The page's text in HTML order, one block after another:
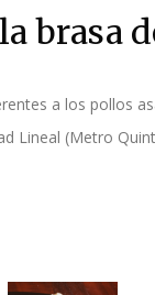
brasa
a los pollos
Lineal (Metro